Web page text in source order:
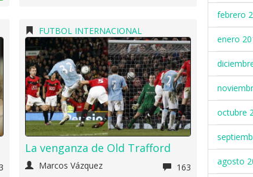
FUTBOL INTERNACIONAL
La venganza de Old Trafford
Marcos Vázquez
163
febrero
enero
octubre
agosto